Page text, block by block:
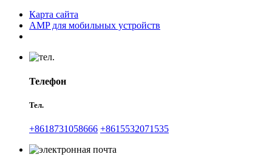
Карта сайта
AMP для мобильных устройств
Телефон
Тел.
+8618731058666 +8615532071535